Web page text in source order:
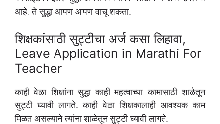
आहे, ते सुद्धा आपण आपण वाचू शकता.
शिक्षकांसाठी सुट्टीचा अर्ज कसा लिहावा,
Leave Application in Marathi For
Teacher
काही वेळा शिक्षांना सुद्धा काही महत्वाच्या कामासाठी शाळेतून
सुट्टी घ्यावी लागते. काही वेळा शिक्षकालाही आवश्यक काम
मिळत असल्याने त्यांना शाळेतून सुट्टी घ्यावी लागते.